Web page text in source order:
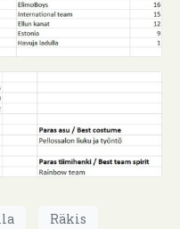
Räkis